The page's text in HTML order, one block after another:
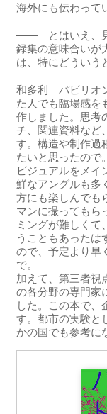
海外にも伝わって
―― とはいえ、見
録集の意味合いが
は、特にどういう
和多利 パビリオ
た人でも臨場感を
作しました。思考
チ、関連資料など
す。構造や制作過
たいと思ったので。
ビジュアルをメイ
鮮なアングルも多
方にも楽しんでも
マンに撮ってもら
ミングが難しくて
うこともあったは
ので、予定より早
で。
加えて、第三者視
の各分野の専門家
した。この本で、
す。都市の実験と
かの国でも参考に